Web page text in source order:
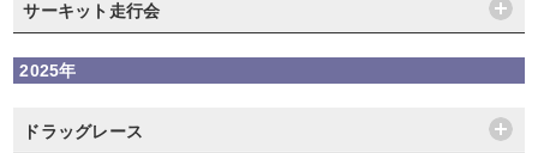
サーキット走行会
2025年
ドラッグレース